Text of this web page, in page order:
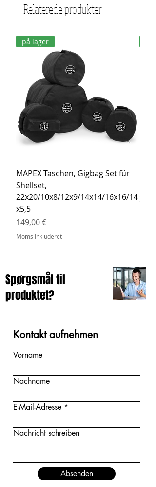
Relaterede produkter
på lager
MAPEX Taschen, Gigbag Set für
Shellset,
22x20/10x8/12x9/14x14/16x16/14
x5,5
Pris
149,00 €
Moms Inkluderet
Pris
Spørgsmål til
produktet?
Kontakt aufnehmen
Vorname
Nachname
E-Mail-Adresse
Nachricht schreiben
Absenden